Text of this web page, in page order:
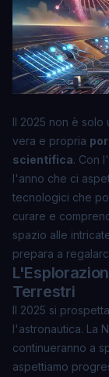
Il 2025 non è solo
vera e propria
scientifica. Con
l'anno che ci
tecnologici che
curare e
spazio alle
prepara a
Terrestri
Il 2025 si
l'astronautica. La
continueranno a
aspettiamo